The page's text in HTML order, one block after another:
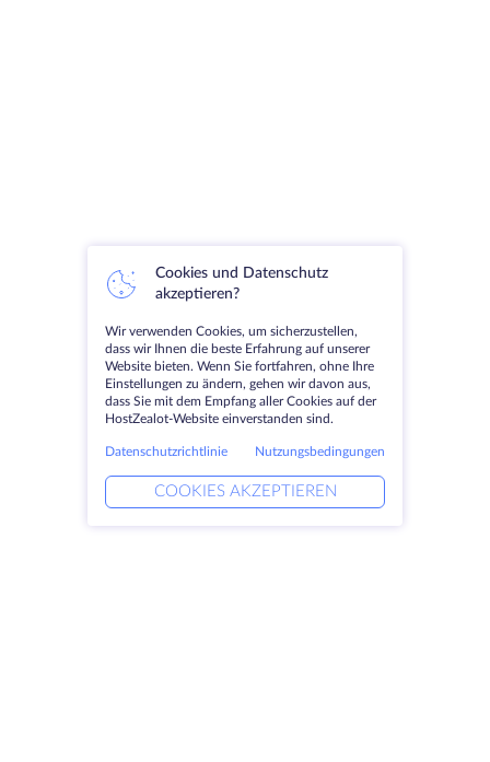
Cookies und Datenschutz
akzeptieren?
Wir verwenden Cookies, um sicherzustellen,
dass wir Ihnen die beste Erfahrung auf unserer
Website bieten. Wenn Sie fortfahren, ohne Ihre
Einstellungen zu ändern, gehen wir davon aus,
dass Sie mit dem Empfang aller Cookies auf der
HostZealot-Website einverstanden sind.
Datenschutzrichtlinie Nutzungsbedingungen
COOKIES AKZEPTIEREN